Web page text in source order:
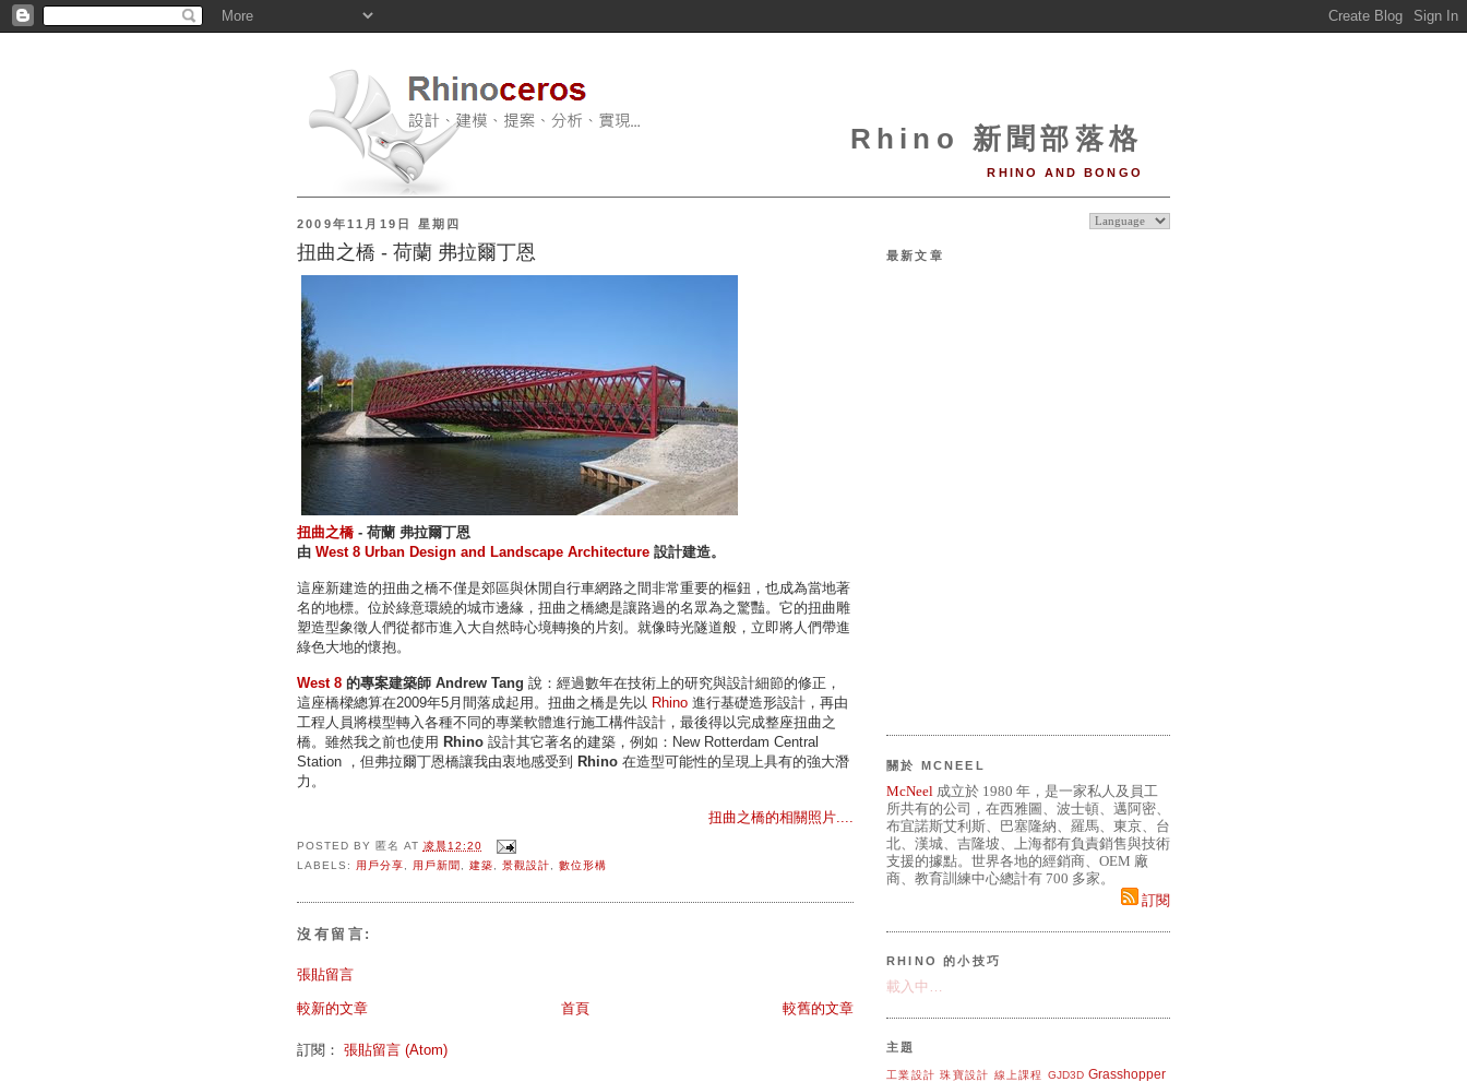
Rhino 新聞部落格
RHINO AND BONGO
2009年11月19日 星期四
扭曲之橋 - 荷蘭 弗拉爾丁恩
扭曲之橋 - 荷蘭 弗拉爾丁恩
由 West 8 Urban Design and Landscape Architecture 設計建造。
這座新建造的扭曲之橋不僅是郊區與休閒自行車網路之間非常重要的樞鈕，也成為當地著
名的地標。位於綠意環繞的城市邊緣，扭曲之橋總是讓路過的名眾為之驚豔。它的扭曲雕
塑造型象徵人們從都市進入大自然時心境轉換的片刻。就像時光隧道般，立即將人們帶進
綠色大地的懷抱。
West 8 的專案建築師 Andrew Tang 說：經過數年在技術上的研究與設計細節的修正，
這座橋樑總算在2009年5月間落成起用。扭曲之橋是先以 Rhino 進行基礎造形設計，再由
工程人員將模型轉入各種不同的專業軟體進行施工構件設計，最後得以完成整座扭曲之
橋。雖然我之前也使用 Rhino 設計其它著名的建築，例如：New Rotterdam Central
Station ，但弗拉爾丁恩橋讓我由衷地感受到 Rhino 在造型可能性的呈現上具有的強大潛
力。
扭曲之橋的相關照片....
POSTED BY 匿名 AT 凌晨12:20
LABELS: 用戶分享, 用戶新聞 , 建築, 景觀設計, 數位形構
沒有留言:
張貼留言
較新的文章 較舊的文章
首頁
訂閱： 張貼留言 (Atom)
最新文章
關於 MCNEEL
McNeel 成立於 1980 年，是一家私人及員工
所共有的公司，在西雅圖、波士頓、邁阿密、
布宜諾斯艾利斯、巴塞隆納、羅馬、東京、台
北、漢城、吉隆坡、上海都有負責銷售與技術
支援的據點。世界各地的經銷商、OEM 廠
商、教育訓練中心總計有 700 多家。
訂閱
RHINO 的小技巧
載入中…
主題
工業設計 珠寶設計 線上課程 GJD3D Grasshopper